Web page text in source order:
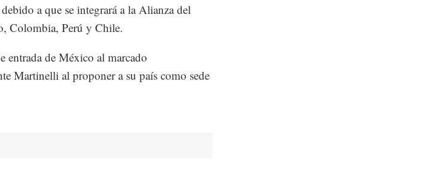
a que se integrará a la Alianza del
Colombia, Perú y Chile.
entrada de México al marcado
Martinelli al proponer a su país como sede